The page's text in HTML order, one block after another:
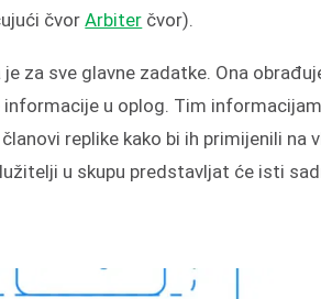
čvorArbiter čvor).
za sve glavne zadatke. Ona
informacije u oplog. Tim
replike kako bi ih primijenili na
u skupu predstavljat će isti